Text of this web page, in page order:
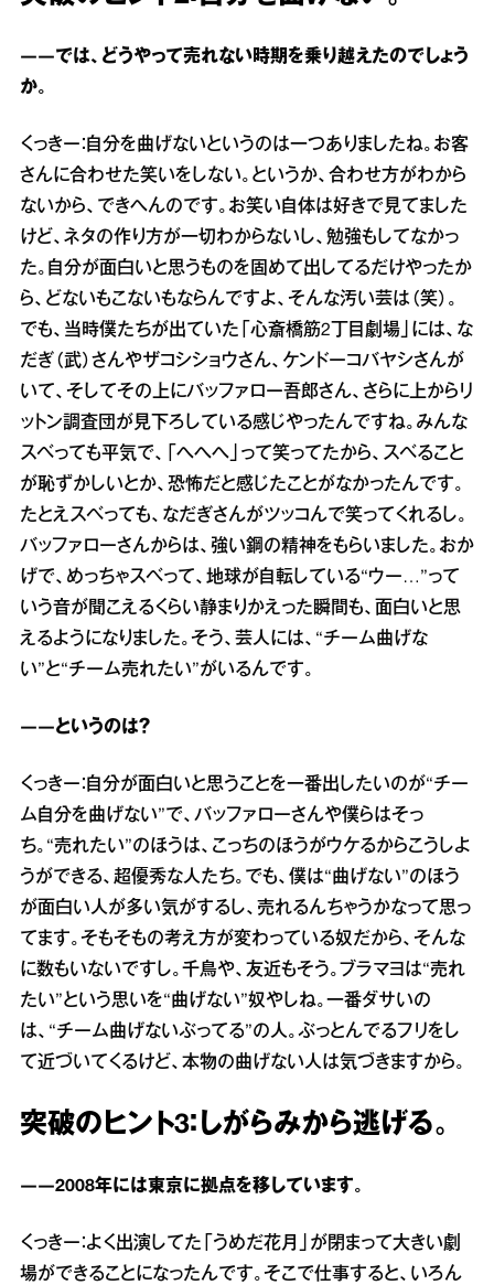
――では、どうやって売れない時期を乗り越えたのでしょう
か。
くっきー：自分を曲げないというのは一つありましたね。お客
さんに合わせた笑いをしない。というか、合わせ方がわから
ないから、できへんのです。お笑い自体は好きで見てました
けど、ネタの作り方が一切わからないし、勉強もしてなかっ
た。自分が面白いと思うものを固めて出してるだけやったか
ら、どないもこないもならんですよ、そんな汚い芸は（笑）。
でも、当時僕たちが出ていた「心斎橋筋2丁目劇場」には、な
だぎ（武）さんやザコシショウさん、ケンドーコバヤシさんが
いて、そしてその上にバッファロー吾郎さん、さらに上からリ
ットン調査団が見下ろしている感じやったんですね。みんな
スベっても平気で、「へへへ」って笑ってたから、スベること
が恥ずかしいとか、恐怖だと感じたことがなかったんです。
たとえスベっても、なだぎさんがツッコんで笑ってくれるし。
バッファローさんからは、強い鋼の精神をもらいました。おか
げで、めっちゃスベって、地球が自転している“ウー…”って
いう音が聞こえるくらい静まりかえった瞬間も、面白いと思
えるようになりました。そう、芸人には、“チーム曲げな
い”と“チーム売れたい”がいるんです。
――というのは？
くっきー：自分が面白いと思うことを一番出したいのが“チー
ム自分を曲げない”で、バッファローさんや僕らはそっ
ち。“売れたい”のほうは、こっちのほうがウケるからこうしよ
うができる、超優秀な人たち。でも、僕は“曲げない”のほう
が面白い人が多い気がするし、売れるんちゃうかなって思っ
てます。そもそもの考え方が変わっている奴だから、そんな
に数もいないですし。千鳥や、友近もそう。ブラマヨは“売れ
たい”という思いを“曲げない”奴やしね。一番ダサいの
は、“チーム曲げないぶってる”の人。ぶっとんでるフリをし
て近づいてくるけど、本物の曲げない人は気づきますから。
突破のヒント3：しがらみから逃げる。
――2008年には東京に拠点を移しています。
くっきー：よく出演してた「うめだ花月」が閉まって大きい劇
場ができることになったんです。そこで仕事すると、いろん